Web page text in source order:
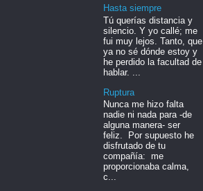
Hasta siempre
Tú querías distancia y
silencio. Y yo callé; me
fui muy lejos. Tanto, que
ya no sé dónde estoy y
he perdido la facultad de
hablar. ...
Ruptura
Nunca me hizo falta
nadie ni nada para -de
alguna manera- ser
feliz. Por supuesto he
disfrutado de tu
compañía: me
proporcionaba calma,
c...